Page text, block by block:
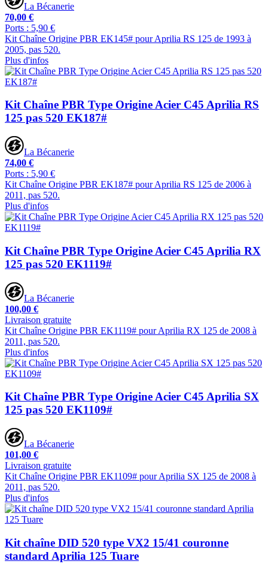
La Bécanerie
70,00 €
Ports : 5,90 €
Kit Chaîne Origine PBR EK145# pour Aprilia RS 125 de 1993 à
2005, pas 520.
Plus d'infos
Kit Chaîne PBR Type Origine Acier C45 Aprilia RS
125 pas 520 EK187#
La Bécanerie
74,00 €
Ports : 5,90 €
Kit Chaîne Origine PBR EK187# pour Aprilia RS 125 de 2006 à
2011, pas 520.
Plus d'infos
Kit Chaîne PBR Type Origine Acier C45 Aprilia RX
125 pas 520 EK1119#
La Bécanerie
100,00 €
Livraison gratuite
Kit Chaîne Origine PBR EK1119# pour Aprilia RX 125 de 2008 à
2011, pas 520.
Plus d'infos
Kit Chaîne PBR Type Origine Acier C45 Aprilia SX
125 pas 520 EK1109#
La Bécanerie
101,00 €
Livraison gratuite
Kit Chaîne Origine PBR EK1109# pour Aprilia SX 125 de 2008 à
2011, pas 520.
Plus d'infos
Kit chaîne DID 520 type VX2 15/41 couronne
standard Aprilia 125 Tuare